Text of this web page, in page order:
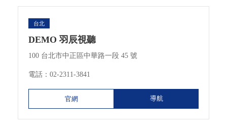
台北
DEMO 羽辰視聽
100 台北市中正區中華路一段 45 號
電話： 02-2311-3841
官網 導航